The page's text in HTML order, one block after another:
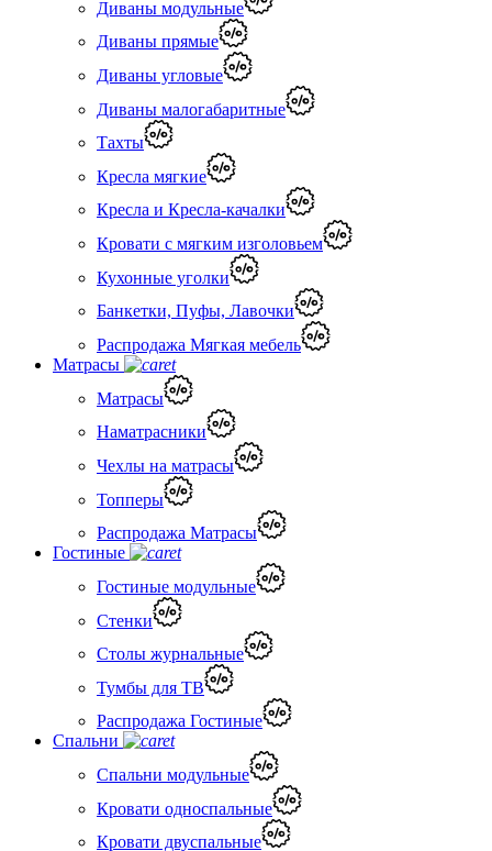
Диваны модульные
Диваны прямые
Диваны угловые
Диваны малогабаритные
Тахты
Кресла мягкие
Кресла и Кресла-качалки
Кровати с мягким изголовьем
Кухонные уголки
Банкетки, Пуфы, Лавочки
Распродажа Мягкая мебель
Матрасы
Матрасы
Наматрасники
Чехлы на матрасы
Топперы
Распродажа Матрасы
Гостиные
Гостиные модульные
Стенки
Столы журнальные
Тумбы для ТВ
Распродажа Гостиные
Спальни
Спальни модульные
Кровати односпальные
Кровати двуспальные